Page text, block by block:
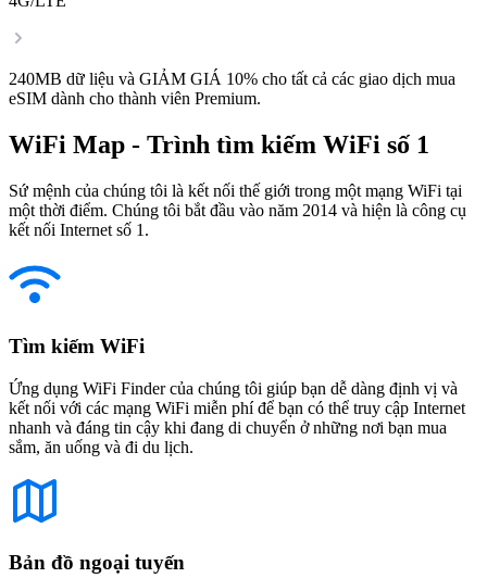
240MB dữ liệu và GIẢM GIÁ 10% cho tất cả các giao dịch mua
eSIM dành cho thành viên Premium.
WiFi Map - Trình tìm kiếm WiFi số 1
Sứ mệnh của chúng tôi là kết nối thế giới trong một mạng WiFi tại
một thời điểm. Chúng tôi bắt đầu vào năm 2014 và hiện là công cụ
kết nối Internet số 1.
Tìm kiếm WiFi
Ứng dụng WiFi Finder của chúng tôi giúp bạn dễ dàng định vị và
kết nối với các mạng WiFi miễn phí để bạn có thể truy cập Internet
nhanh và đáng tin cậy khi đang di chuyển ở những nơi bạn mua
sắm, ăn uống và đi du lịch.
Bản đồ ngoại tuyến